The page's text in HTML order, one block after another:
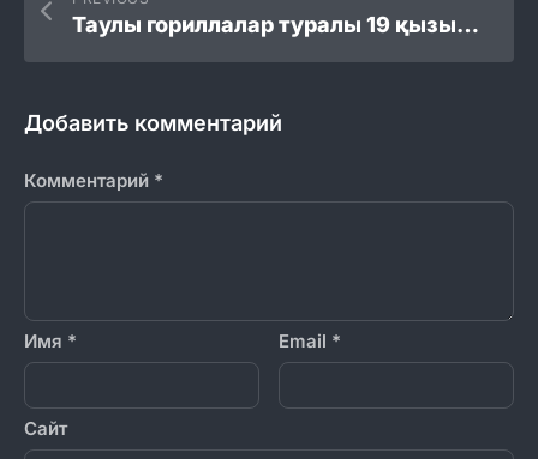
Таулы гориллалар туралы 19 қызықты мәліметтер
Добавить комментарий
Комментарий *
Имя * Email *
Сайт